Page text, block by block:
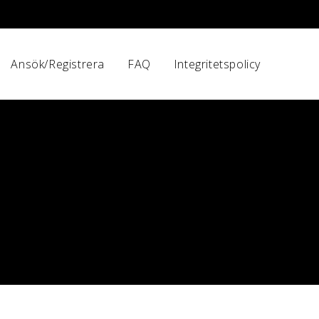
Ansök/Registrera FAQ Integritetspolicy